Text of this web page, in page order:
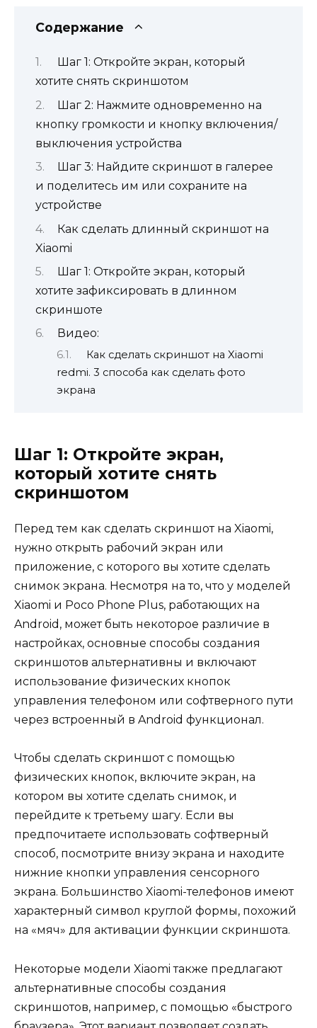
Содержание
Шаг 1: Откройте экран, который
хотите снять скриншотом
Шаг 2: Нажмите одновременно на
кнопку громкости и кнопку включения/
выключения устройства
Шаг 3: Найдите скриншот в галерее
и поделитесь им или сохраните на
устройстве
Как сделать длинный скриншот на
Xiaomi
Шаг 1: Откройте экран, который
хотите зафиксировать в длинном
скриншоте
Видео:
Как сделать скриншот на Xiaomi
redmi. 3 способа как сделать фото
экрана
Шаг 1: Откройте экран,
который хотите снять
скриншотом
Перед тем как сделать скриншот на Xiaomi,
нужно открыть рабочий экран или
приложение, с которого вы хотите сделать
снимок экрана. Несмотря на то, что у моделей
Xiaomi и Poco Phone Plus, работающих на
Android, может быть некоторое различие в
настройках, основные способы создания
скриншотов альтернативны и включают
использование физических кнопок
управления телефоном или софтверного пути
через встроенный в Android функционал.
Чтобы сделать скриншот с помощью
физических кнопок, включите экран, на
котором вы хотите сделать снимок, и
перейдите к третьему шагу. Если вы
предпочитаете использовать софтверный
способ, посмотрите внизу экрана и находите
нижние кнопки управления сенсорного
экрана. Большинство Xiaomi-телефонов имеют
характерный символ круглой формы, похожий
на «мяч» для активации функции скриншота.
Некоторые модели Xiaomi также предлагают
альтернативные способы создания
скриншотов, например, с помощью «быстрого